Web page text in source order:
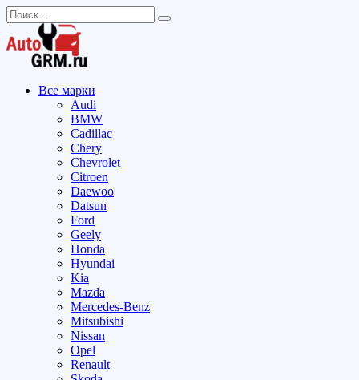
Перейти
к
содержанию
Search
for:
Все марки
Audi
BMW
Cadillac
Chery
Chevrolet
Citroen
Daewoo
Datsun
Ford
Geely
Honda
Hyundai
Kia
Mazda
Mercedes-Benz
Mitsubishi
Nissan
Opel
Renault